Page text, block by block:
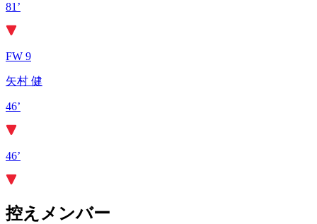
81’
FW 9
矢村 健
46’
46’
控えメンバー